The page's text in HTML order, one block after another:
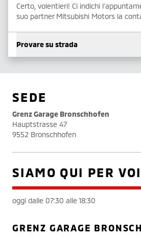
Certo, volentieri! Ci indichi
suo partner Mitsubishi Motors la
Provare su strada
SEDE
Grenz Garage Bronschhofen
Hauptstrasse 47
9552 Bronschhofen
SIAMO QUI PER
oggi dalle 07:30 alle 18:30
GRENZ GARAGE